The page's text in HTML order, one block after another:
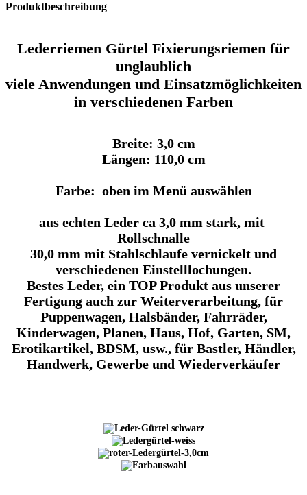
Produktbeschreibung
Lederriemen Gürtel Fixierungsriemen für
unglaublich
viele Anwendungen und Einsatzmöglichkeiten
in verschiedenen Farben
Breite: 3,0 cm
Längen: 110,0 cm
Farbe: oben im Menü auswählen
aus echten Leder ca 3,0 mm stark, mit
Rollschnalle
30,0 mm mit Stahlschlaufe vernickelt und
verschiedenen Einstelllochungen.
Bestes Leder, ein TOP Produkt aus unserer
Fertigung auch zur Weiterverarbeitung, für
Puppenwagen, Halsbänder, Fahrräder,
Kinderwagen, Planen, Haus, Hof, Garten, SM,
Erotikartikel, BDSM, usw., für Bastler, Händler,
Handwerk, Gewerbe und Wiederverkäufer